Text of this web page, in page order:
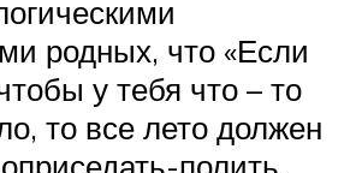
родных, что «Если
у тебя что – то
то все лето должен